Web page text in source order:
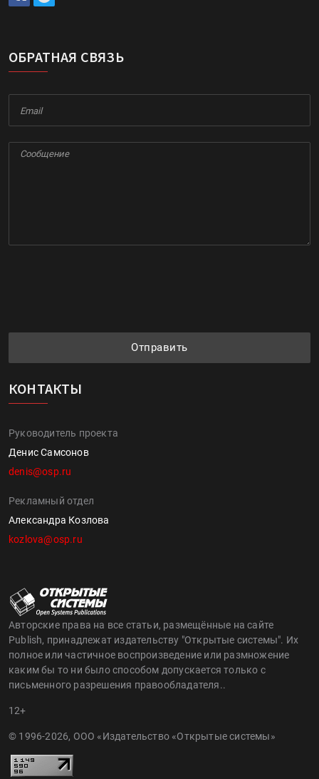
ОБРАТНАЯ СВЯЗЬ
Отправить
КОНТАКТЫ
Руководитель проекта
Денис Самсонов
denis@osp.ru
Рекламный отдел
Александра Козлова
kozlova@osp.ru
Авторские права на все статьи, размещённые на сайте
Publish, принадлежат издательству "Открытые системы". Их
полное или частичное воспроизведение или размножение
каким бы то ни было способом допускается только с
письменного разрешения правообладателя..
12+
© 1996-2026, ООО «Издательство «Открытые системы»